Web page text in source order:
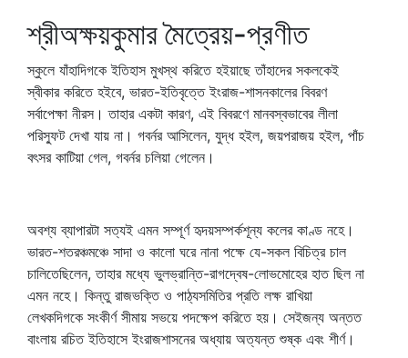
শ্রীঅক্ষয়কুমার মৈত্রেয়-প্রণীত
স্কুলে যাঁহাদিগকে ইতিহাস মুখস্থ করিতে হইয়াছে তাঁহাদের সকলকেই
স্বীকার করিতে হইবে, ভারত-ইতিবৃত্তে ইংরাজ-শাসনকালের বিবরণ
সর্বাপেক্ষা নীরস। তাহার একটা কারণ, এই বিবরণে মানবস্বভাবের লীলা
পরিস্ফুট দেখা যায় না। গবর্নর আসিলেন, যুদ্ধ হইল, জয়পরাজয় হইল, পাঁচ
বৎসর কাটিয়া গেল, গবর্নর চলিয়া গেলেন।
অবশ্য ব্যাপারটা সত্যই এমন সম্পূর্ণ হৃদয়সম্পর্কশূন্য কলের কাণ্ড নহে।
ভারত-শতরঞ্চমঞ্চে সাদা ও কালো ঘরে নানা পক্ষে যে-সকল বিচিত্র চাল
চালিতেছিলেন, তাহার মধ্যে ভুলভ্রান্তি-রাগদ্বেষ-লোভমোহের হাত ছিল না
এমন নহে। কিন্তু রাজভক্তি ও পাঠ্যসমিতির প্রতি লক্ষ রাখিয়া
লেখকদিগকে সংকীর্ণ সীমায় সভয়ে পদক্ষেপ করিতে হয়। সেইজন্য অন্তত
বাংলায় রচিত ইতিহাসে ইংরাজশাসনের অধ্যায় অত্যন্ত শুষ্ক এবং শীর্ণ।